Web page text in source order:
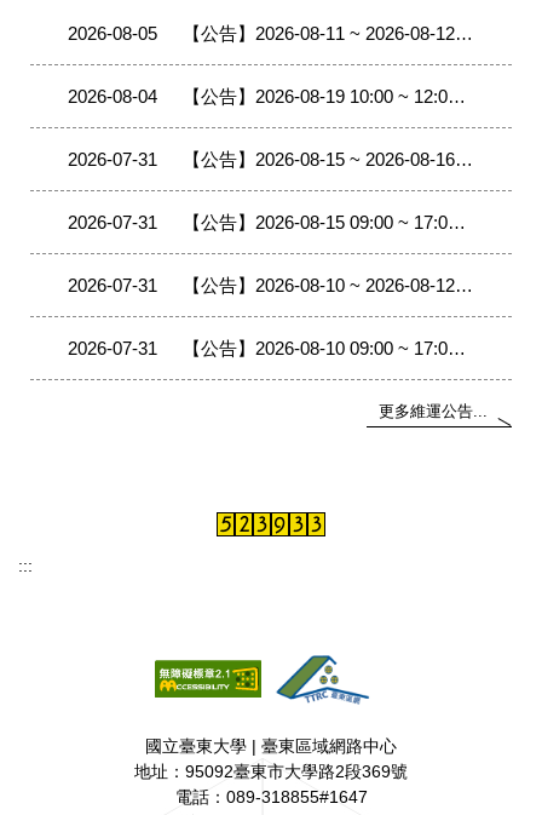
2026-08-05 【公告】2026-08-11 ~ 2026-08-12 08:00 ~ 17:00 台北區網中心II（政治大學）將進行相關對外線路與連線單位移轉至400G網路改接作業，作業期間線路中斷，轄下連線單位移轉時會有中斷現象。
2026-08-04 【公告】2026-08-19 10:00 ~ 12:00 宜蘭區網400G ROADM設備光衰減器配置調整，施工期間DFB7光纜會中斷，因網路備援機制，不致影響TANet網路服務。
2026-07-31 【公告】2026-08-15 ~ 2026-08-16 09:00 ~ 17:00 臺東區網中心（臺東大學）將進行相關對外線路與連線單位移轉至400G網路改接作業，作業期間線路中斷，轄下連線單位移轉時會有中斷現象。
2026-07-31 【公告】2026-08-15 09:00 ~ 17:00 臺東區網中心（臺東大學）將進行 TANet-NTTU-NTSR760 設備搬移改接作業，作業期間將影響TANet 網路品質量測系統無法使用。
2026-07-31 【公告】2026-08-10 ~ 2026-08-12 09:00 ~ 17:00 雲嘉區網中心（中正大學）將進行相關對外線路與連線單位移轉至400G網路改接作業，作業期間線路中斷，轄下連線單位移轉時會有中斷現象。
2026-07-31 【公告】2026-08-10 09:00 ~ 17:00 雲嘉區網中心（中正大學）將進行 TANet-CCU-NTSR760 設備搬移改接作業，作業期間將影響TANet 網路品質量測系統無法使用。
更多維運公告...
:::
國立臺東大學 | 臺東區域網路中心
地址：95092臺東市大學路2段369號
電話：089-318855#1647